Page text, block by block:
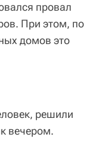
провал
При этом, по
домов это
решили
вечером.